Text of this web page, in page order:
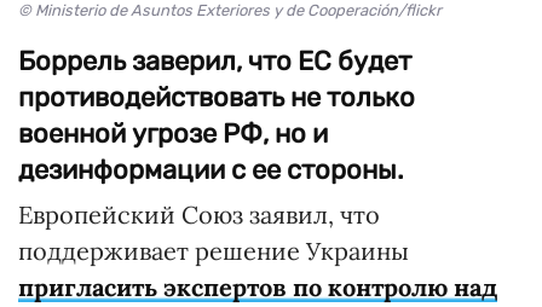
© Ministerio de Asuntos Exteriores y de Cooperación/flickr
Боррель заверил, что ЕС будет
противодействовать не только
военной угрозе РФ, но и
дезинформации с ее стороны.
Европейский Союз заявил, что
поддерживает решение Украины
пригласить экспертов по контролю над